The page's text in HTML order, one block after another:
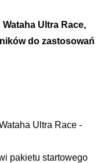
Ultra Race,
do zastosowań
Ultra Race -
pakietu startowego